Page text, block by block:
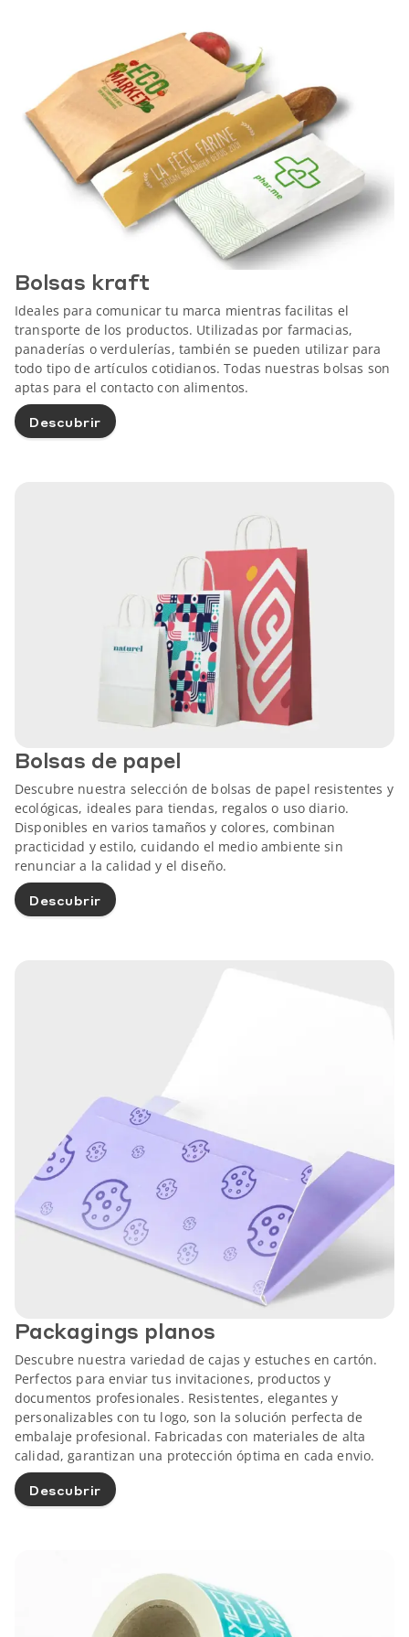
Bolsas kraft
Ideales para comunicar tu marca mientras facilitas el
transporte de los productos. Utilizadas por farmacias,
panaderías o verdulerías, también se pueden utilizar para
todo tipo de artículos cotidianos. Todas nuestras bolsas son
aptas para el contacto con alimentos.
Descubrir
Bolsas de papel
Descubre nuestra selección de bolsas de papel resistentes y
ecológicas, ideales para tiendas, regalos o uso diario.
Disponibles en varios tamaños y colores, combinan
practicidad y estilo, cuidando el medio ambiente sin
renunciar a la calidad y el diseño.
Descubrir
Packagings planos
Descubre nuestra variedad de cajas y estuches en cartón.
Perfectos para enviar tus invitaciones, productos y
documentos profesionales. Resistentes, elegantes y
personalizables con tu logo, son la solución perfecta de
embalaje profesional. Fabricadas con materiales de alta
calidad, garantizan una protección óptima en cada envio.
Descubrir